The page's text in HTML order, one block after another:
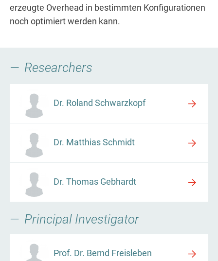
erzeugte Overhead in bestimmten Konfigurationen
noch optimiert werden kann.
Researchers
Dr. Roland Schwarzkopf
Dr. Matthias Schmidt
Dr. Thomas Gebhardt
Principal Investigator
Prof. Dr. Bernd Freisleben